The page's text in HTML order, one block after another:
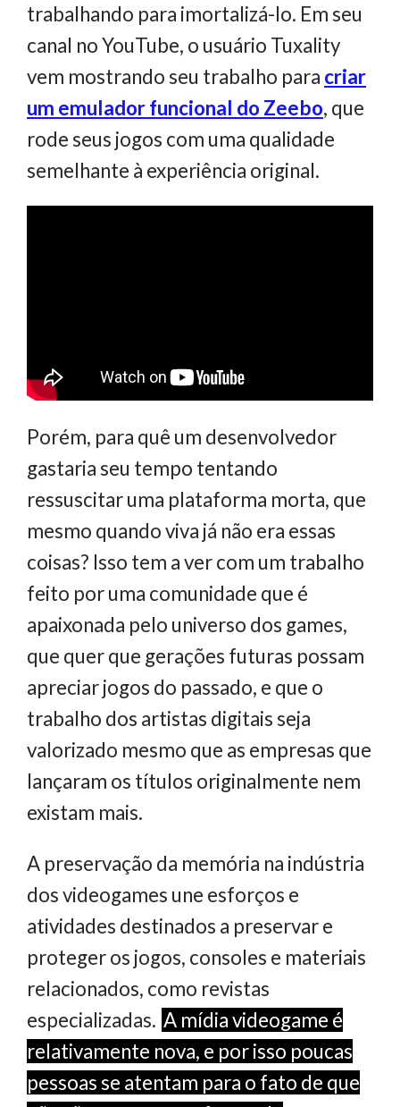
trabalhando para imortalizá-lo. Em seu
canal no YouTube, o usuário Tuxality
vem mostrando seu trabalho para criar
um emulador funcional do Zeebo, que
rode seus jogos com uma qualidade
semelhante à experiência original.
Porém, para quê um desenvolvedor
gastaria seu tempo tentando
ressuscitar uma plataforma morta, que
mesmo quando viva já não era essas
coisas? Isso tem a ver com um trabalho
feito por uma comunidade que é
apaixonada pelo universo dos games,
que quer que gerações futuras possam
apreciar jogos do passado, e que o
trabalho dos artistas digitais seja
valorizado mesmo que as empresas que
lançaram os títulos originalmente nem
existam mais.
A preservação da memória na indústria
dos videogames une esforços e
atividades destinados a preservar e
proteger os jogos, consoles e materiais
relacionados, como revistas
especializadas. A mídia videogame é
relativamente nova, e por isso poucas
pessoas se atentam para o fato de que